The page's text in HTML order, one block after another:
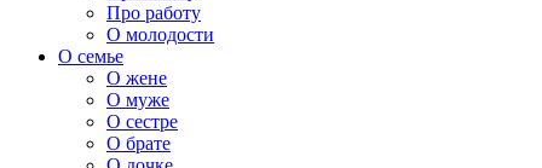
Про работу
О молодости
О семье
О жене
О муже
О сестре
О брате